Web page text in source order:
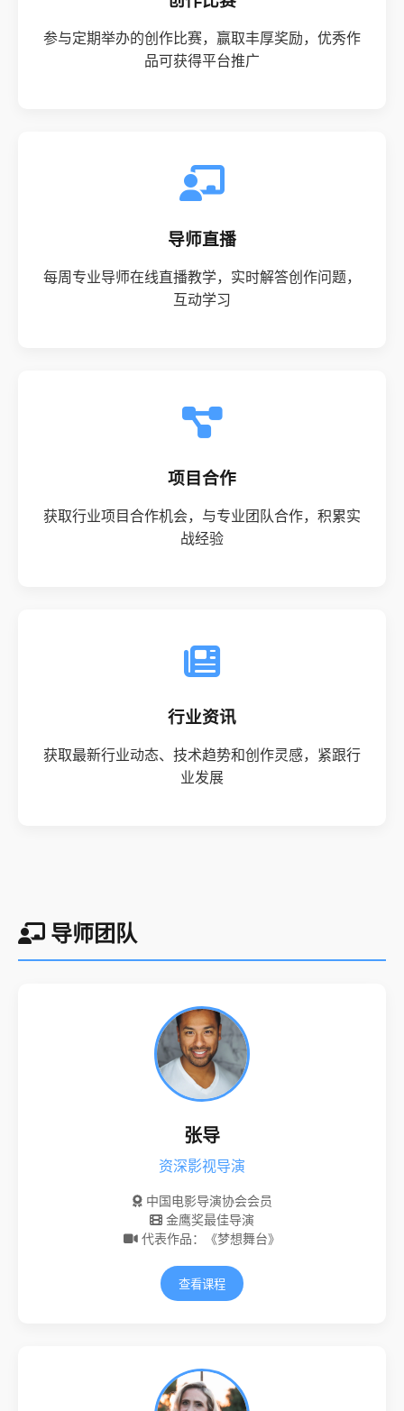
参与定期举办的创作比赛，赢取丰厚奖励，优秀作
品可获得平台推广
导师直播
每周专业导师在线直播教学，实时解答创作问题，
互动学习
项目合作
获取行业项目合作机会，与专业团队合作，积累实
战经验
行业资讯
获取最新行业动态、技术趋势和创作灵感，紧跟行
业发展
导师团队
张导
资深影视导演
中国电影导演协会会员
金鹰奖最佳导演
代表作品：《梦想舞台》
查看课程